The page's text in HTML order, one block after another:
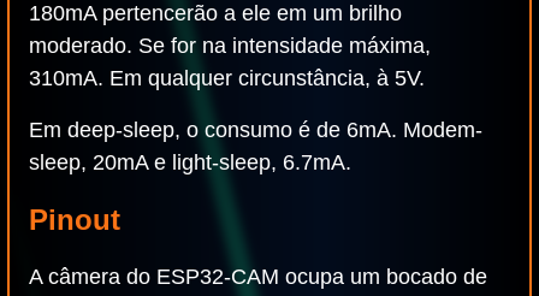
180mA pertencerão a ele em um brilho
moderado. Se for na intensidade máxima,
310mA. Em qualquer circunstância, à 5V.
Em deep-sleep, o consumo é de 6mA. Modem-
sleep, 20mA e light-sleep, 6.7mA.
Pinout
A câmera do ESP32-CAM ocupa um bocado de